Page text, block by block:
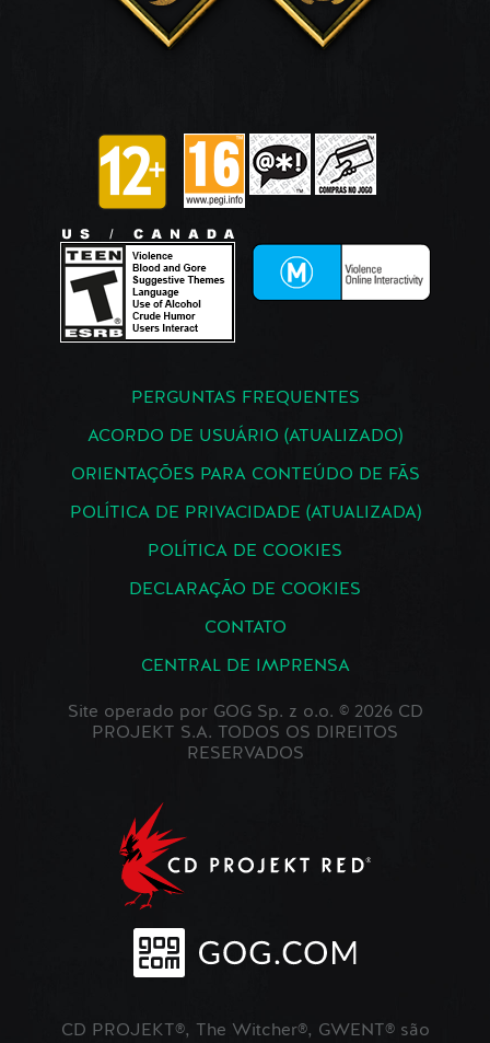
PERGUNTAS FREQUENTES
ACORDO DE USUÁRIO (ATUALIZADO)
ORIENTAÇÕES PARA CONTEÚDO DE FÃS
POLÍTICA DE PRIVACIDADE (ATUALIZADA)
POLÍTICA DE COOKIES
DECLARAÇÃO DE COOKIES
CONTATO
CENTRAL DE IMPRENSA
Site operado por GOG Sp. z o.o. © 2026 CD
PROJEKT S.A. TODOS OS DIREITOS
RESERVADOS
CD PROJEKT®, The Witcher®, GWENT® são